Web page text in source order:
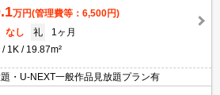
万円(管理費等：6,500円)
なし 礼
1ヶ月
1K 19.87m²
・U-NEXT一般作品見放題プラン有